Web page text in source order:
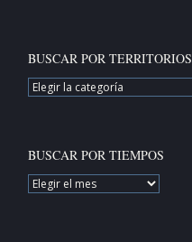
BUSCAR POR TERRITORIOS
BUSCAR
POR
BUSCAR POR TIEMPOS
BUSCAR
POR